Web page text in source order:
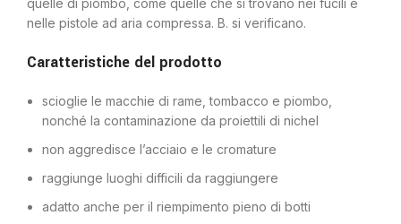
quelle di piombo, come quelle che si trovano nei fucili e
nelle pistole ad aria compressa. B. si verificano.
Caratteristiche del prodotto
scioglie le macchie di rame, tombacco e piombo,
nonché la contaminazione da proiettili di nichel
non aggredisce l’acciaio e le cromature
raggiunge luoghi difficili da raggiungere
adatto anche per il riempimento pieno di botti